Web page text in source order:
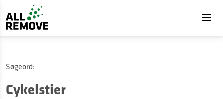
Søgeord:
Cykelstier